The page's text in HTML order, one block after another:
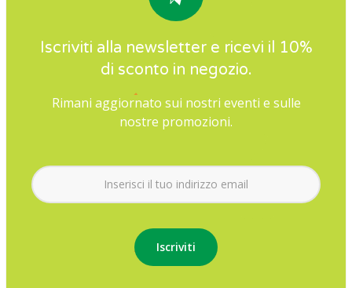
Iscriviti alla newsletter e ricevi il 10%
di sconto in negozio.
Rimani aggiornato sui nostri eventi e sulle
nostre promozioni.